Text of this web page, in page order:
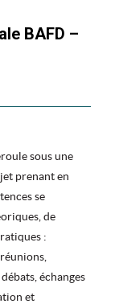
BAFD –
sous une
prenant en
se
de
:
échanges
et